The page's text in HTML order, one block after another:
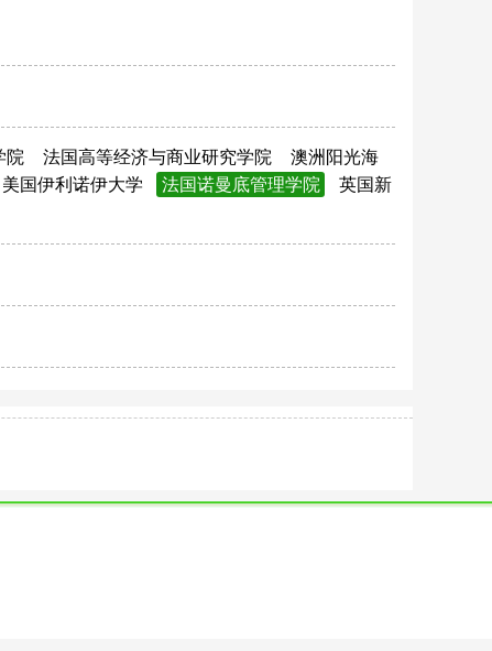
院 法国高等经济与商业研究学院
澳洲阳光海
美国伊利诺伊大学 法国诺曼底管理学院
英国新